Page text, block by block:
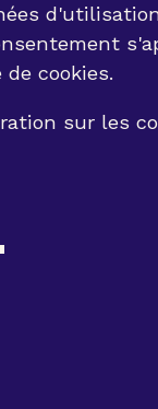
cookies.
sur les